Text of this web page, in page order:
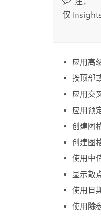
仅
应用高
按顶部
应用交
应用预
创建图
创建图
使用中
显示散
使用日
使用 除